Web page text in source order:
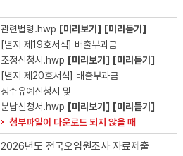
관련법령.hwp [미리보기]
[미리듣기]
[별지 제19호서식] 배출부과금
조정신청서.hwp [미리보기]
[미리듣기]
[별지 제20호서식] 배출부과금
징수유예신청서 및
분납신청서.hwp [미리보기]
[미리듣기]
첨부파일이 다운로드 되지 않을 때
2026년도 전국오염원조사 자료제출